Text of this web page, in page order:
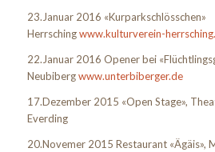
23.Januar 2016 «Kurparkschlösschen»
Herrschingwww.kulturverein-
22.Januar 2016 Opener bei
Neubibergwww.unterbiberger.de
17.Dezember 2015 «Open Stage»,
Everding
20.Novemer 2015 Restaurant «Ägäis»,